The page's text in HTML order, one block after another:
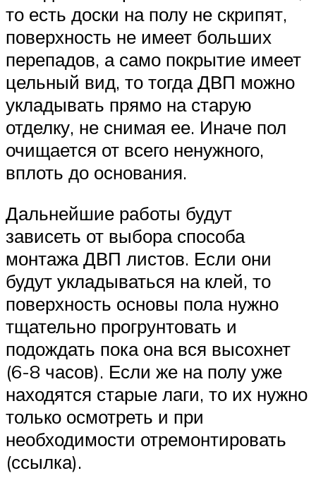
то есть доски на полу не скрипят,
поверхность не имеет больших
перепадов, а само покрытие имеет
цельный вид, то тогда ДВП можно
укладывать прямо на старую
отделку, не снимая ее. Иначе пол
очищается от всего ненужного,
вплоть до основания.
Дальнейшие работы будут
зависеть от выбора способа
монтажа ДВП листов. Если они
будут укладываться на клей, то
поверхность основы пола нужно
тщательно прогрунтовать и
подождать пока она вся высохнет
(6-8 часов). Если же на полу уже
находятся старые лаги, то их нужно
только осмотреть и при
необходимости отремонтировать
(ссылка).